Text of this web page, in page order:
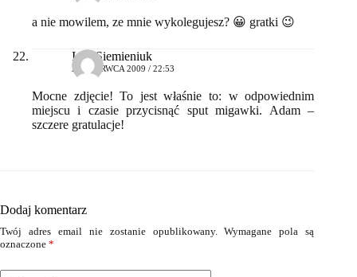
a nie mowilem, ze mnie wykolegujesz? 😀 gratki 😉
Igor Siemieniuk
25 CZERWCA 2009 / 22:53
Mocne zdjęcie! To jest właśnie to: w odpowiednim
miejscu i czasie przycisnąć sput migawki. Adam –
szczere gratulacje!
Dodaj komentarz
Twój adres email nie zostanie opublikowany. Wymagane pola są
oznaczone *